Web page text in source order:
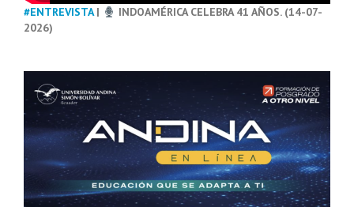
#ENTREVISTA|
INDOAMÉRICA CELEBRA 41 AÑOS. (14-07-
2026)